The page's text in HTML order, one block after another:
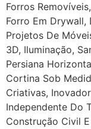
Forros
Forro Em Drywall,
Projetos De
3D, Iluminação,
Persiana
Cortina Sob
Criativas,
Independente Do
Construção Civil